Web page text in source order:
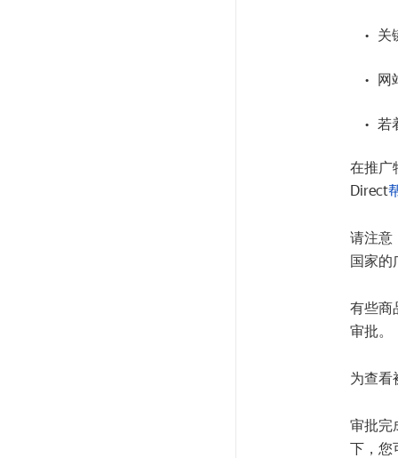
关
网
若
在推广
Direct
请注意
国家的
有些商
审批。
为查看
审批完
下，您